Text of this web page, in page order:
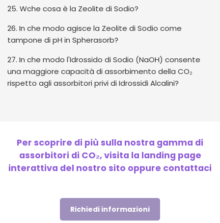
25. Wche cosa è la Zeolite di Sodio?
26. In che modo agisce la Zeolite di Sodio come
tampone di pH in Spherasorb?
27. In che modo l'Idrossido di Sodio (NaOH) consente
una maggiore capacità di assorbimento della CO₂
rispetto agli assorbitori privi di Idrossidi Alcalini?
Per scoprire di più sulla nostra gamma di
assorbitori di CO₂, visita la landing page
interattiva del nostro sito oppure contattaci
Richiedi informazioni